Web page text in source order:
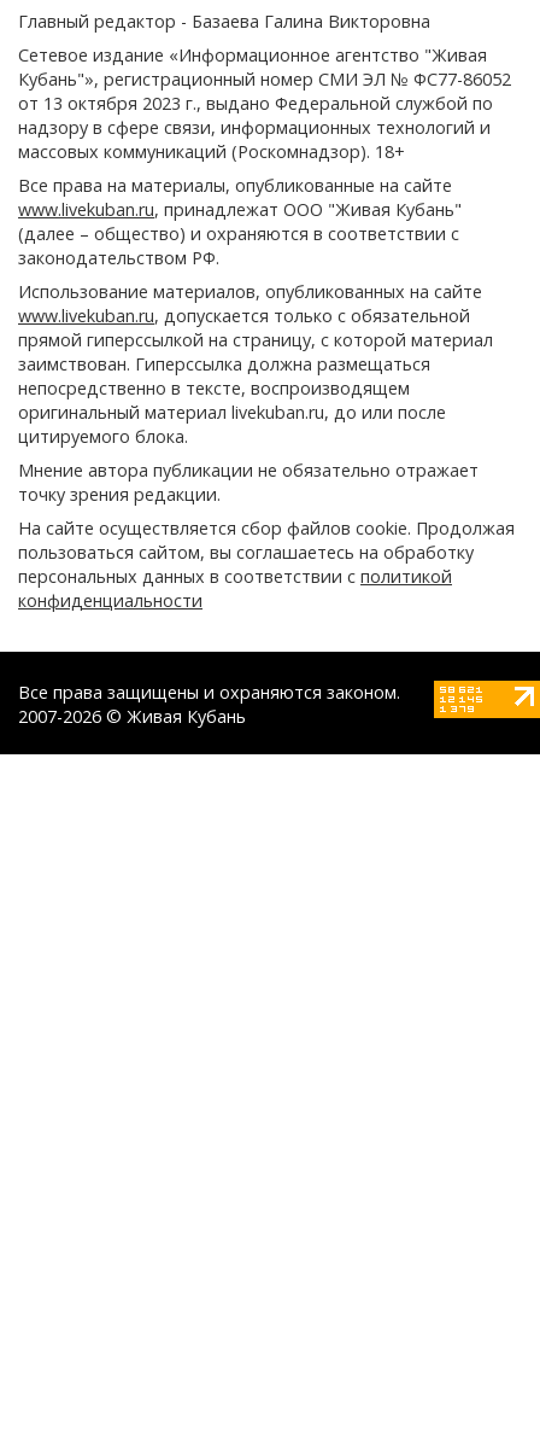
Главный редактор - Базаева Галина Викторовна
Сетевое издание «Информационное агентство "Живая
Кубань"», регистрационный номер СМИ ЭЛ № ФС77-86052
от 13 октября 2023 г., выдано Федеральной службой по
надзору в сфере связи, информационных технологий и
массовых коммуникаций (Роскомнадзор). 18+
Все права на материалы, опубликованные на сайте
www.livekuban.ru, принадлежат ООО "Живая Кубань"
(далее – общество) и охраняются в соответствии с
законодательством РФ.
Использование материалов, опубликованных на сайте
www.livekuban.ru, допускается только с обязательной
прямой гиперссылкой на страницу, с которой материал
заимствован. Гиперссылка должна размещаться
непосредственно в тексте, воспроизводящем
оригинальный материал livekuban.ru, до или после
цитируемого блока.
Мнение автора публикации не обязательно отражает
точку зрения редакции.
На сайте осуществляется сбор файлов cookie. Продолжая
пользоваться сайтом, вы соглашаетесь на обработку
персональных данных в соответствии с политикой
конфиденциальности
Все права защищены и охраняются законом.
2007-2026 © Живая Кубань